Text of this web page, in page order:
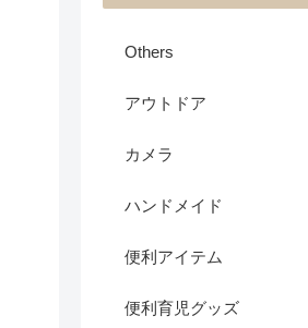
Others
アウトドア
カメラ
ハンドメイド
便利アイテム
便利育児グッズ